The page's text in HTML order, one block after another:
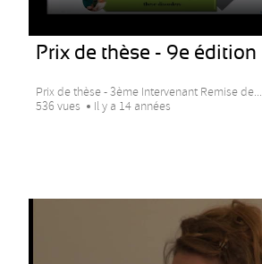
Prix de thèse - 9e édition
Prix de thèse - 3ème Intervenant Remise de...
536 vues
Il y a 14 années